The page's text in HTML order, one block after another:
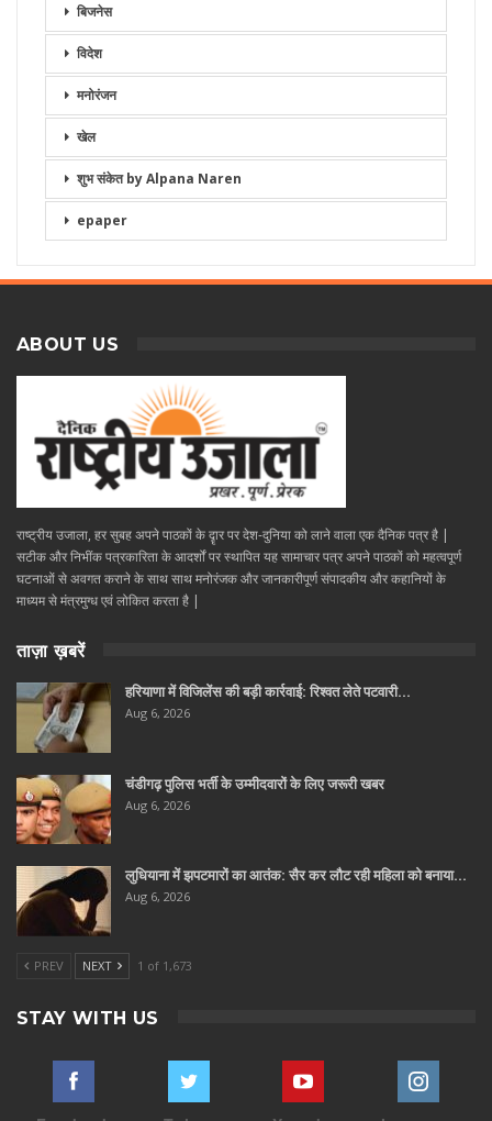
बिजनेस
विदेश
मनोरंजन
खेल
शुभ संकेत by Alpana Naren
epaper
ABOUT US
राष्ट्रीय उजाला, हर सुबह अपने पाठकों के दॄार पर देश-दुनिया को लाने वाला एक दैनिक पत्र है |
सटीक और निभींक पत्रकारिता के आदर्शों पर स्थापित यह सामाचार पत्र अपने पाठकों को महत्वपूर्ण
घटनाओं से अवगत कराने के साथ साथ मनोरंजक और जानकारीपूर्ण संपादकीय और कहानियों के
माध्यम से मंत्रमुग्ध एवं लोकित करता है |
ताज़ा ख़बरें
हरियाणा में विजिलेंस की बड़ी कार्रवाई: रिश्वत लेते पटवारी…
Aug 6, 2026
चंडीगढ़ पुलिस भर्ती के उम्मीदवारों के लिए जरूरी खबर
Aug 6, 2026
लुधियाना में झपटमारों का आतंक: सैर कर लौट रही महिला को बनाया…
Aug 6, 2026
PREV NEXT 1 of 1,673
STAY WITH US